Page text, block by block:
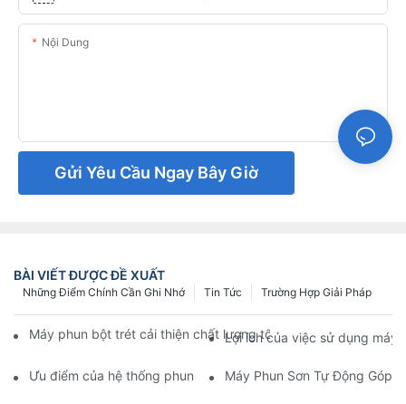
Nội Dung
Gửi Yêu Cầu Ngay Bây Giờ
BÀI VIẾT ĐƯỢC ĐỀ XUẤT
Trường Hợp Giải Pháp
Tin Tức
Những Điểm Chính Cần Ghi Nhớ
Máy phun bột trét cải thiện chất lượng tốc độ D của ứng dụng
Lợi ích của việc sử dụng máy
Ưu điểm của hệ thống phun tự động để đạt được sự phân bố
Máy Phun Sơn Tự Động Góp